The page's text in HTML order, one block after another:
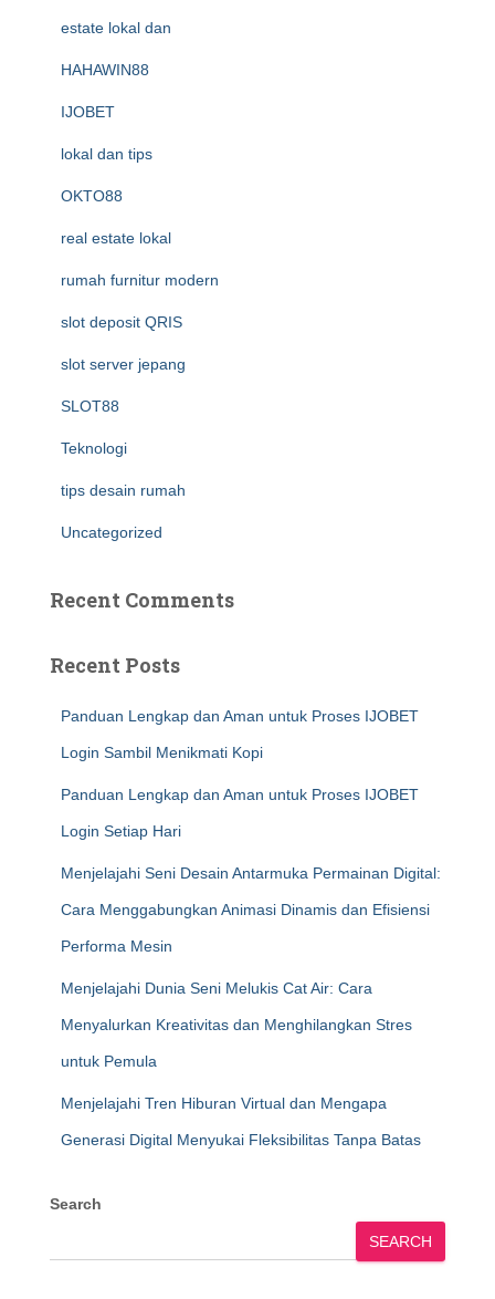
estate lokal dan
HAHAWIN88
IJOBET
lokal dan tips
OKTO88
real estate lokal
rumah furnitur modern
slot deposit QRIS
slot server jepang
SLOT88
Teknologi
tips desain rumah
Uncategorized
Recent Comments
Recent Posts
Panduan Lengkap dan Aman untuk Proses IJOBET
Login Sambil Menikmati Kopi
Panduan Lengkap dan Aman untuk Proses IJOBET
Login Setiap Hari
Menjelajahi Seni Desain Antarmuka Permainan Digital:
Cara Menggabungkan Animasi Dinamis dan Efisiensi
Performa Mesin
Menjelajahi Dunia Seni Melukis Cat Air: Cara
Menyalurkan Kreativitas dan Menghilangkan Stres
untuk Pemula
Menjelajahi Tren Hiburan Virtual dan Mengapa
Generasi Digital Menyukai Fleksibilitas Tanpa Batas
Search
SEARCH